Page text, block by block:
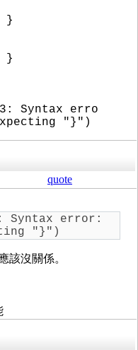
}
}
Syntax erro
"}")
quote
Syntax error:
"}")
該沒關係。